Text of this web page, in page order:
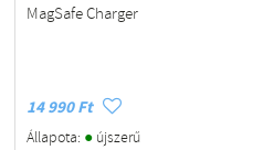
MagSafe Charger
14 990 Ft
Állapota: ●újszerű